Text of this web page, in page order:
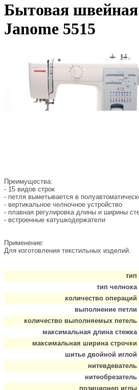
Бытовая
Janome 5515
Преимущества:
- 15 видов строк
- петля выметывается в
- вертикальное челночное устройство
- плавная регулировка длины и ширины
- встроенные катушкодержатели
Применение:
Для изготовления текстильных изделий.
тип
тип челнока
количество операций
выполнение петли
количество выполняемых петель
максимальная длина стежка
максимальная ширина строчки
шитье двойной иглой
нитевдеватель
нитеобрезатель
позиционер иглы